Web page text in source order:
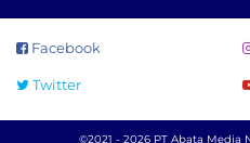
Facebook
Twitter
©2021 - 2026 PT Abata Media